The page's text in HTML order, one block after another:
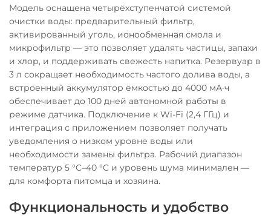
Модель оснащена четырёхступенчатой системой
очистки воды: предварительный фильтр,
активированный уголь, ионообменная смола и
микрофильтр — это позволяет удалять частицы, запахи
и хлор, и поддерживать свежесть напитка. Резервуар в
3 л сокращает необходимость частого долива воды, а
встроенный аккумулятор ёмкостью до 4000 мА·ч
обеспечивает до 100 дней автономной работы в
режиме датчика. Подключение к Wi-Fi (2,4 ГГц) и
интеграция с приложением позволяет получать
уведомления о низком уровне воды или
необходимости замены фильтра. Рабочий диапазон
температур 5 °C–40 °C и уровень шума минимален —
для комфорта питомца и хозяина.
Функциональность и удобство